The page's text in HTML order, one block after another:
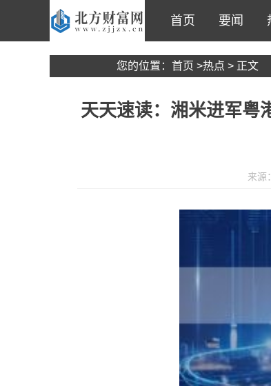
首页 要闻
您的位置： 首页 >热点 > 正文
天天速读：湘米进军粤
来源：